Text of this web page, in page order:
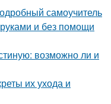
самоучитель
и без помощи
возможно ли и
их ухода и